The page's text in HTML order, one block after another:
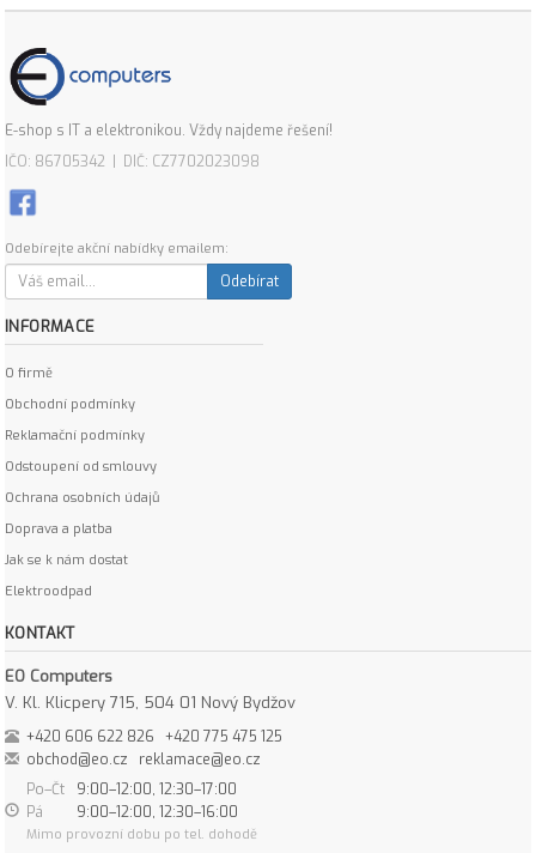
E-shop s IT a elektronikou. Vždy najdeme řešení!
IČO: 86705342 | DIČ: CZ7702023098
Odebírejte akční nabídky emailem:
Odebírat
INFORMACE
O firmě
Obchodní podmínky
Reklamační podmínky
Odstoupení od smlouvy
Ochrana osobních údajů
Doprava a platba
Jak se k nám dostat
Elektroodpad
KONTAKT
EO Computers
V. Kl. Klicpery 715, 504 01 Nový Bydžov
+420 606 622 826
+420 775 475 125
obchod@eo.cz
reklamace@eo.cz
Po–Čt
9:00–12:00, 12:30–17:00
Pá
9:00–12:00, 12:30–16:00
Mimo provozní dobu po tel. dohodě